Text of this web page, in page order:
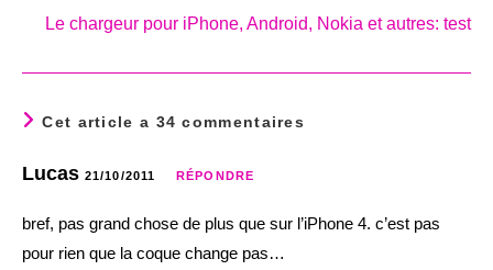
Le chargeur pour iPhone, Android, Nokia et autres: test
Cet article a 34 commentaires
Lucas 21/10/2011 RÉPONDRE
bref, pas grand chose de plus que sur l’iPhone 4. c’est pas
pour rien que la coque change pas…